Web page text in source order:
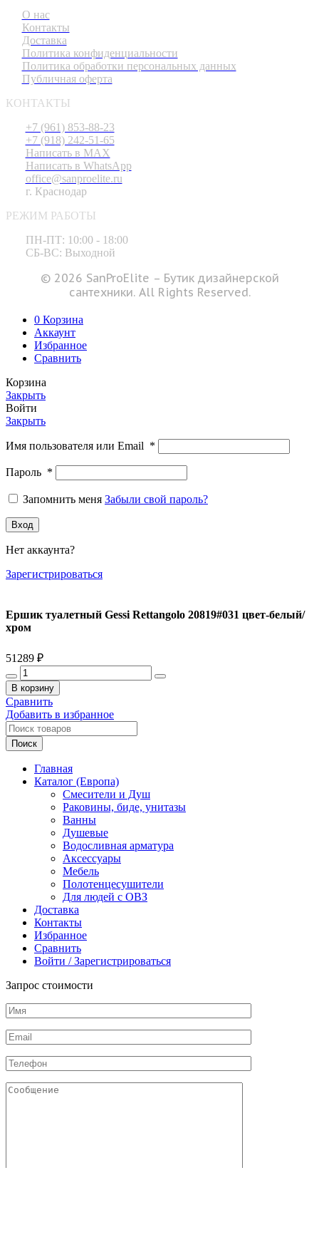
О нас
Контакты
Доставка
Политика конфиденциальности
Политика обработки персональных данных
Публичная оферта
КОНТАКТЫ
+7 (961) 853-88-23
+7 (918) 242-51-65
Написать в MAX
Написать в WhatsApp
office@sanproelite.ru
г. Краснодар
РЕЖИМ РАБОТЫ
ПН-ПТ: 10:00 - 18:00
СБ-ВС: Выходной
© 2026 SanProElite – Бутик дизайнерской
сантехники. All Rights Reserved.
0 Корзина
Аккаунт
Избранное
Сравнить
Корзина
Закрыть
Войти
Закрыть
Имя пользователя или Email *
Пароль *
Запомнить меня Забыли свой пароль?
Вход
Нет аккаунта?
Зарегистрироваться
Ершик туалетный Gessi Rettangolo 20819#031 цвет-белый/
хром
51289 ₽
Количество
товара
Ершик
туалетный
Gessi
Rettangolo
20819#031
белый/
хром
В корзину
Сравнить
Добавить в избранное
Поиск
Главная
Каталог (Европа)
Смесители и Душ
Раковины, биде, унитазы
Ванны
Душевые
Водосливная арматура
Аксессуары
Мебель
Полотенцесушители
Для людей с ОВЗ
Доставка
Контакты
Избранное
Сравнить
Войти / Зарегистрироваться
Запрос стоимости